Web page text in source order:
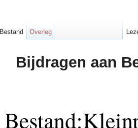
Bijdragen aan
Bestand Overleg